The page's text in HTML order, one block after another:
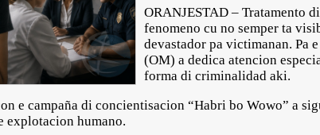
ORANJESTAD – Tratamento
fenomeno cu no semper ta
devastador pa victimanan. Pa
(OM) a dedica atencion
forma di criminalidad aki.
e campaña di concientisacion “Habri bo Wowo” a
explotacion humano.